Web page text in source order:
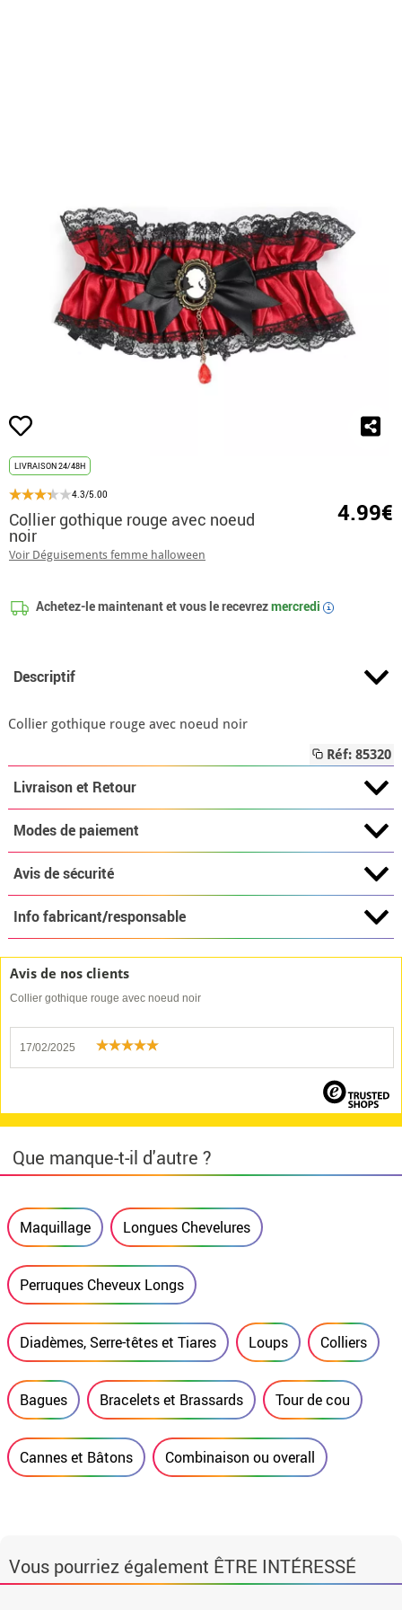
LIVRAISON 24/48H
4.3/5.00
Collier gothique rouge avec noeud
noir
Voir Déguisements femme halloween
4.99€
Achetez-le maintenant et vous le recevrezmercredi i
Descriptif
Collier gothique rouge avec noeud noir
Réf: 85320
Livraison et Retour
Modes de paiement
Avis de sécurité
Info fabricant/responsable
Avis de nos clients
Collier gothique rouge avec noeud noir
17/02/2025
Que manque-t-il d'autre ?
Maquillage Longues Chevelures
Perruques Cheveux Longs
Diadèmes, Serre-têtes et Tiares Loups Colliers
Bagues Bracelets et Brassards Tour de cou
Cannes et Bâtons Combinaison ou overall
Vous pourriez également ÊTRE INTÉRESSÉ